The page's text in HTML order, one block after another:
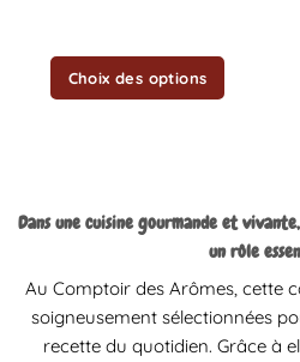
Choix des options
Dans une cuisine gourmande et
un rôle
Au Comptoir des Arômes, cette
soigneusement sélectionnées
recette du quotidien. Grâce à